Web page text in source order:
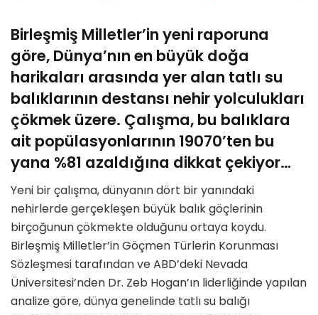
Birleşmiş Milletler’in yeni raporuna
göre, Dünya’nın en büyük doğa
harikaları arasında yer alan tatlı su
balıklarının destansı nehir yolculukları
çökmek üzere. Çalışma, bu balıklara
ait popülasyonlarının 19070’ten bu
yana %81 azaldığına dikkat çekiyor…
Yeni bir çalışma, dünyanın dört bir yanındaki
nehirlerde gerçekleşen büyük balık göçlerinin
birçoğunun çökmekte olduğunu ortaya koydu.
Birleşmiş Milletler’in Göçmen Türlerin Korunması
Sözleşmesi tarafından ve ABD’deki Nevada
Üniversitesi’nden Dr. Zeb Hogan’ın liderliğinde yapılan
analize göre, dünya genelinde tatlı su balığı